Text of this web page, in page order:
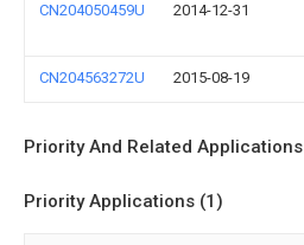
CN204050459U 2014-12-31
CN204563272U 2015-08-19
Priority And Related Applications
Priority Applications (1)